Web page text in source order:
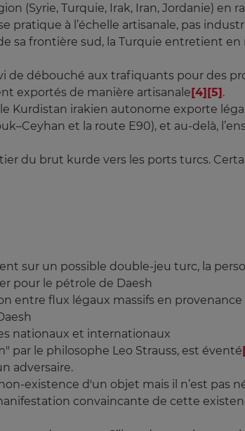
(Syrie, Turquie, Irak, Iran, Jordanie) en
pratique à l’échelle artisanale, pas
sa frontière sud, la Turquie entretient
de débouché aux trafiquants pour des
exportés de manière artisanale[4][5].
Kurdistan irakien autonome exporte
et la route E90), et au-delà,
du brut kurde vers les ports turcs.
sur un possible double-jeu turc, la
pour le pétrole de Daesh
entre flux légaux massifs en
nationaux et internationaux
le philosophe Leo Strauss, est éventé
adversaire.
existence d'un objet mais il n’est pas
convaincante de cette